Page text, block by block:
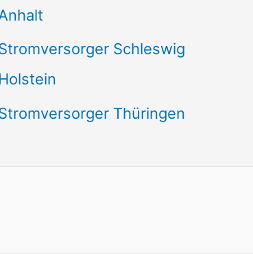
Schleswig
Holstein
Thüringen